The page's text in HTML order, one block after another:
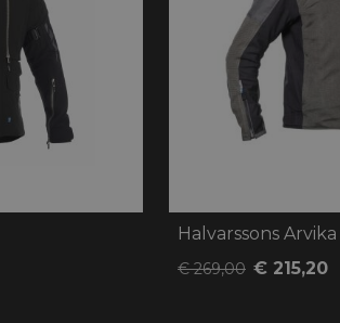
Halvarssons Arvika
€ 269,00 € 215,20